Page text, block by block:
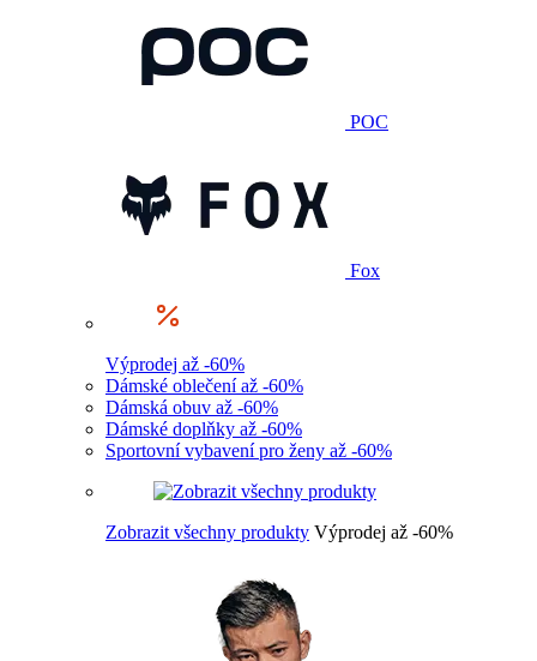
POC
Fox
Výprodej až -60%
Dámské oblečení až -60%
Dámská obuv až -60%
Dámské doplňky až -60%
Sportovní vybavení pro ženy až -60%
Zobrazit všechny produkty Výprodej až -60%